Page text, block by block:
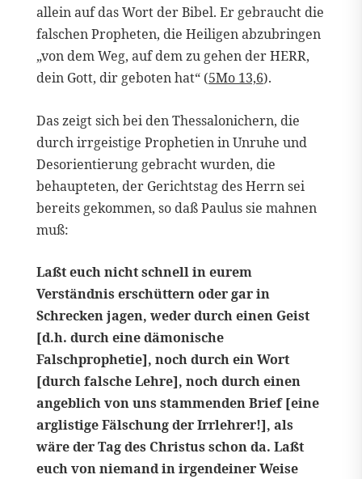
allein auf das Wort der Bibel. Er gebraucht die
falschen Propheten, die Heiligen abzubringen
„von dem Weg, auf dem zu gehen der HERR,
dein Gott, dir geboten hat“ (5Mo 13,6).
Das zeigt sich bei den Thessalonichern, die
durch irrgeistige Prophetien in Unruhe und
Desorientierung gebracht wurden, die
behaupteten, der Gerichtstag des Herrn sei
bereits gekommen, so daß Paulus sie mahnen
muß:
Laßt euch nicht schnell in eurem
Verständnis erschüttern oder gar in
Schrecken jagen, weder durch einen Geist
[d.h. durch eine dämonische
Falschprophetie], noch durch ein Wort
[durch falsche Lehre], noch durch einen
angeblich von uns stammenden Brief [eine
arglistige Fälschung der Irrlehrer!], als
wäre der Tag des Christus schon da. Laßt
euch von niemand in irgendeiner Weise